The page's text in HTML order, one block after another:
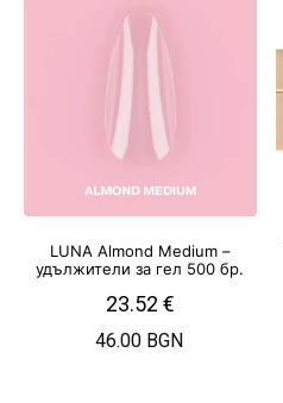
LUNA Almond Medium –
удължители за гел 500 бр.
23.52 €
46.00 BGN